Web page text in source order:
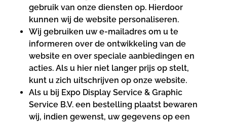
gebruik van onze diensten op. Hierdoor
kunnen wij de website personaliseren.
Wij gebruiken uw e-mailadres om u te
informeren over de ontwikkeling van de
website en over speciale aanbiedingen en
acties. Als u hier niet langer prijs op stelt,
kunt u zich uitschrijven op onze website.
Als u bij Expo Display Service & Graphic
Service B.V. een bestelling plaatst bewaren
wij, indien gewenst, uw gegevens op een